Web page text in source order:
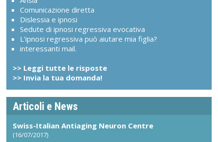
Comunicazione diretta
Dislessia e ipnosi
Sedute di ipnosi regressiva evocativa
L'ipnosi regressiva può aiutare mia figlia?
interessanti mail.
>> Leggi tutte le risposte
>> Invia la tua domanda!
Articoli e News
Swiss-Italian Antiaging Neuron Centre
(16/07/2017)